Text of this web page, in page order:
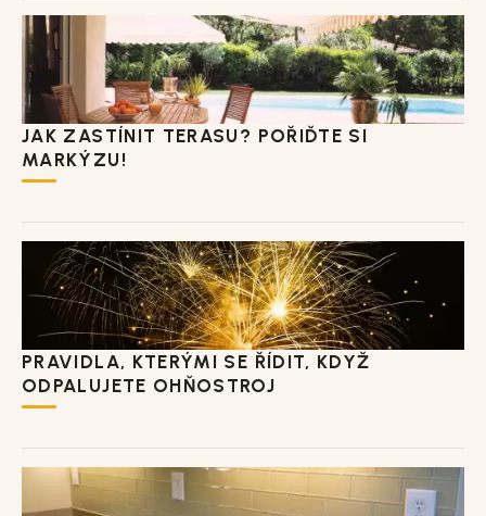
JAK ZASTÍNIT TERASU? POŘIĎTE SI
MARKÝZU!
PRAVIDLA, KTERÝMI SE ŘÍDIT, KDYŽ
ODPALUJETE OHŇOSTROJ